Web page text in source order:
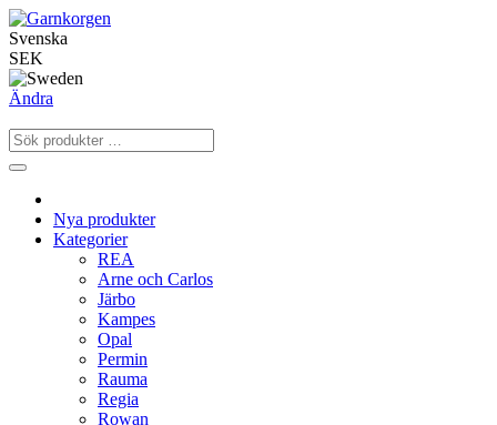
Svenska
SEK
Ändra
Nya produkter
Kategorier
REA
Arne och Carlos
Järbo
Kampes
Opal
Permin
Rauma
Regia
Rowan